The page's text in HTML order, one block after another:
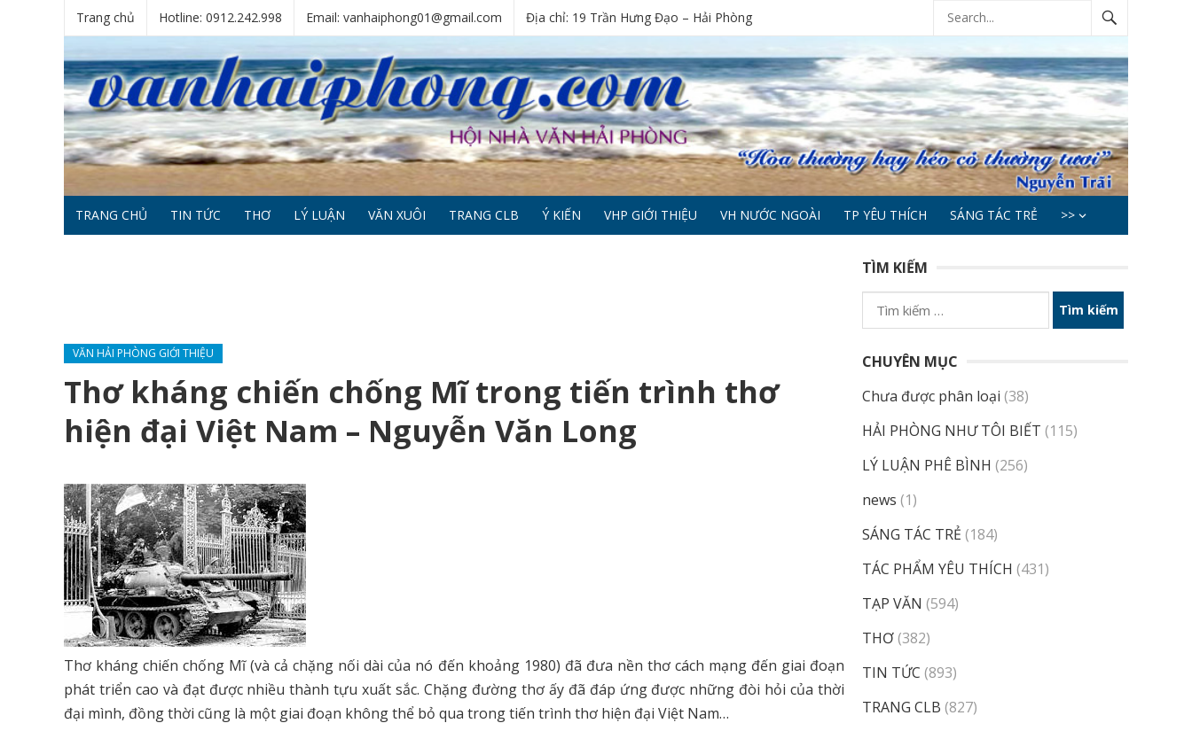
Trang chủ Hotline: 0912.242.998 Email: vanhaiphong01@gmail.com Địa chỉ: 19 Trần Hưng Đạo – Hải Phòng
TRANG CHỦ TIN TỨC THƠ LÝ LUẬN VĂN XUÔI TRANG CLB Ý KIẾN VHP GIỚI THIỆU VH NƯỚC NGOÀI TP YÊU THÍCH SÁNG TÁC TRẺ >>
VĂN HẢI PHÒNG GIỚI THIỆU
Thơ kháng chiến chống Mĩ trong tiến trình thơ
hiện đại Việt Nam – Nguyễn Văn Long
Thơ kháng chiến chống Mĩ (và cả chặng nối dài của nó đến khoảng 1980) đã đưa nền thơ cách mạng đến giai đoạn
phát triển cao và đạt được nhiều thành tựu xuất sắc. Chặng đường thơ ấy đã đáp ứng được những đòi hỏi của thời
đại mình, đồng thời cũng là một giai đoạn không thể bỏ qua trong tiến trình thơ hiện đại Việt Nam…
TÌM KIẾM
Tìm
kiếm
CHUYÊN MỤC
Chưa được phân loại (38)
HẢI PHÒNG NHƯ TÔI BIẾT (115)
LÝ LUẬN PHÊ BÌNH (256)
news (1)
SÁNG TÁC TRẺ (184)
TÁC PHẨM YÊU THÍCH (431)
TẠP VĂN (594)
THƠ(382)
TIN TỨC (893)
TRANG CLB (827)